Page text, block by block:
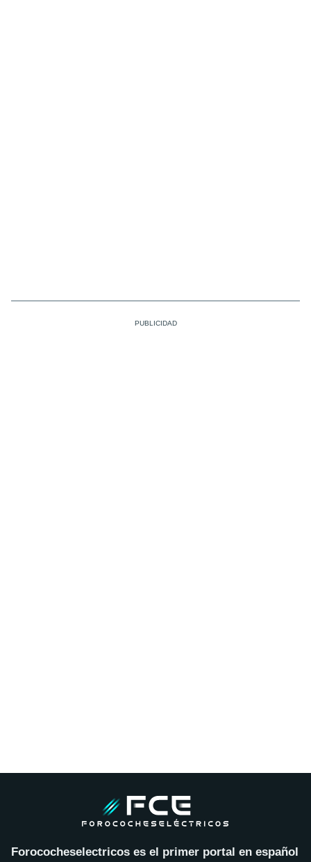
Forococheselectricos es el primer portal en español